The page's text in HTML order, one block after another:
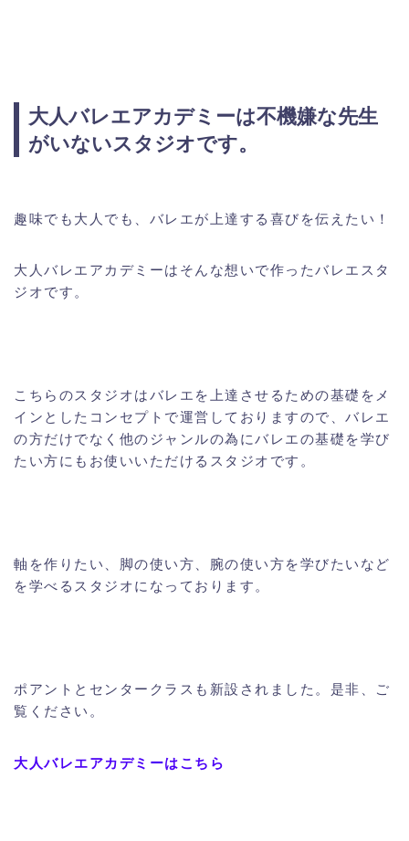
大人バレエアカデミーは不機嫌な先生
がいないスタジオです。
趣味でも大人でも、バレエが上達する喜びを伝えたい！
大人バレエアカデミーはそんな想いで作ったバレエスタ
ジオです。
こちらのスタジオはバレエを上達させるための基礎をメ
インとしたコンセプトで運営しておりますので、バレエ
の方だけでなく他のジャンルの為にバレエの基礎を学び
たい方にもお使いいただけるスタジオです。
軸を作りたい、脚の使い方、腕の使い方を学びたいなど
を学べるスタジオになっております。
ポアントとセンタークラスも新設されました。是非、ご
覧ください。
大人バレエアカデミーはこちら